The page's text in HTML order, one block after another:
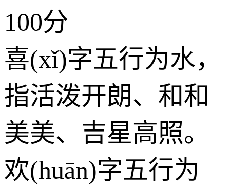
100分
喜(xǐ)字五行为水，
指活泼开朗、和和
美美、吉星高照。
欢(huān)字五行为